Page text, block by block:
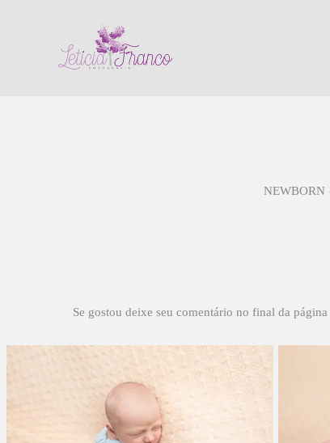
NEWBORN
Se gostou deixe seu comentário no final da